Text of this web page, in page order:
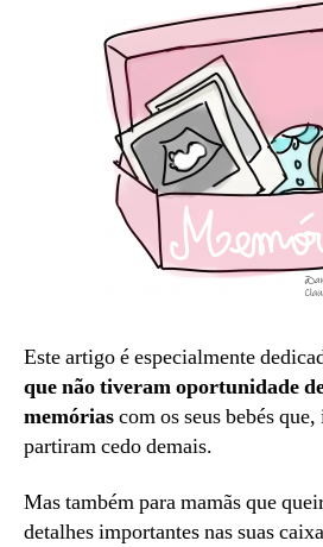
Este artigo é especialmente
que não tiveram oportunidade
memóriascom os seus bebés
partiram cedo demais.
Mas também para mamãs que
detalhes importantes nas suas